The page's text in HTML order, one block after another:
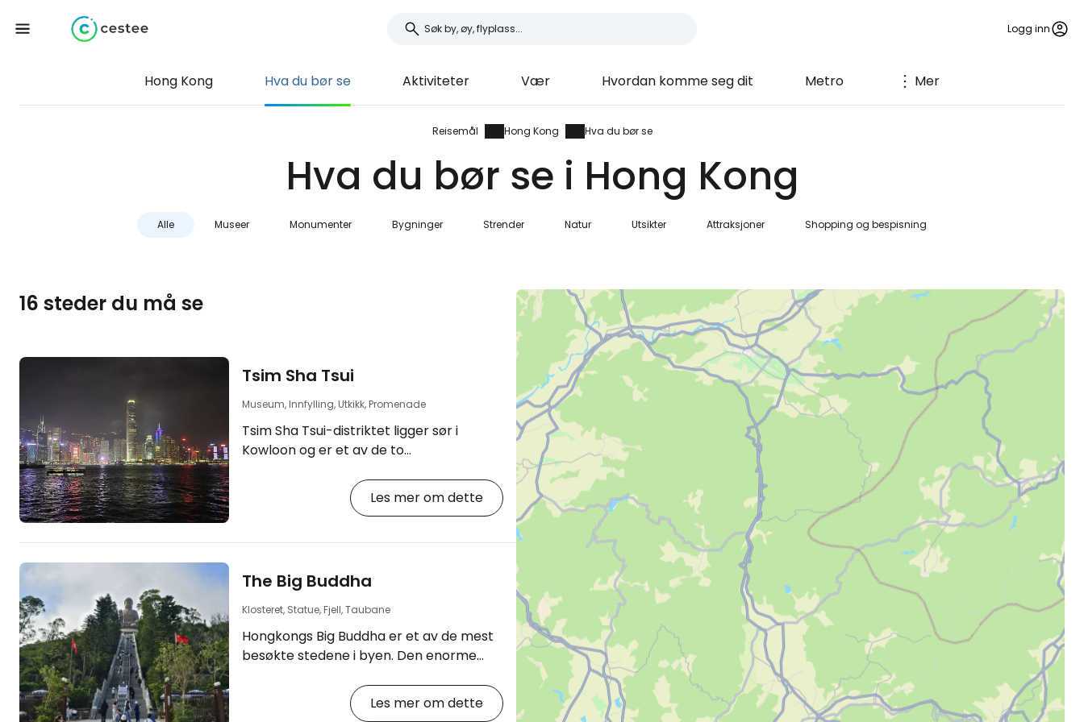
Logg inn
Hong Kong Hva du bør se Aktiviteter Vær Hvordan komme seg dit Metro Mer
Reisemål Hong Kong Hva du bør se
Hva du bør se i Hong Kong
Alle Museer Monumenter Bygninger Strender Natur Utsikter Attraksjoner Shopping og bespisning
16 steder du må se
Tsim Sha Tsui
Museum, Innfylling, Utkikk, Promenade
Tsim Sha Tsui-distriktet ligger sør i
Kowloon og er et av de to
det beste hotellet med utsikt over
med den nærliggende Avenue of Stars,
er det beste stedet å se Hongkongs
skyskraperne. Luksuriøse kjøpesentre og
hoteller omkranser havnen.
Lokalbefolkningen…
Les mer om dette
The Big Buddha
Klosteret, Statue, Fjell, Taubane
Hongkongs Big Buddha er et av de mest
besøkte stedene i byen. Den enorme
ligger på toppen av Ngong Ping Hill på
øya Lantau, nær Hongkong HKG lufthavn.
Les mer om dette